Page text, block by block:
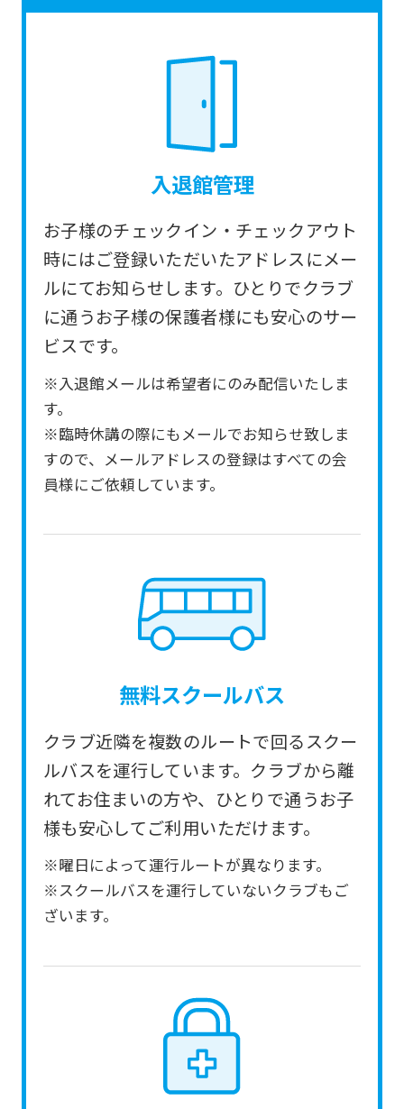
入退館管理
お子様のチェックイン・チェックアウト
時にはご登録いただいたアドレスにメー
ルにてお知らせします。ひとりでクラブ
に通うお子様の保護者様にも安心のサー
ビスです。
※入退館メールは希望者にのみ配信いたしま
す。
※臨時休講の際にもメールでお知らせ致しま
すので、メールアドレスの登録はすべての会
員様にご依頼しています。
無料スクールバス
クラブ近隣を複数のルートで回るスクー
ルバスを運行しています。クラブから離
れてお住まいの方や、ひとりで通うお子
様も安心してご利用いただけます。
※曜日によって運行ルートが異なります。
※スクールバスを運行していないクラブもご
ざいます。
may
be
an
translation.
The
may
differ
from
the
content.
ask
that
fully
this
before
using
service.
Automatic